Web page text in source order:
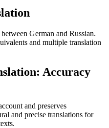
German and Russian.
and multiple translation
Accuracy
and preserves
and precise translations for